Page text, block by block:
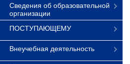
Сведения об образовательной
организации
ПОСТУПАЮЩЕМУ
Внеучебная деятельность